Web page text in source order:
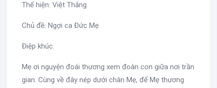
Thể hiện: Việt Thắng
Chủ đề: Ngợi ca Đức Mẹ
Điệp khúc.
Mẹ ơi nguyện đoái thương xem đoàn con giữa nơi trần
gian. Cùng về đây nép dưới chân Mẹ, để Mẹ thương